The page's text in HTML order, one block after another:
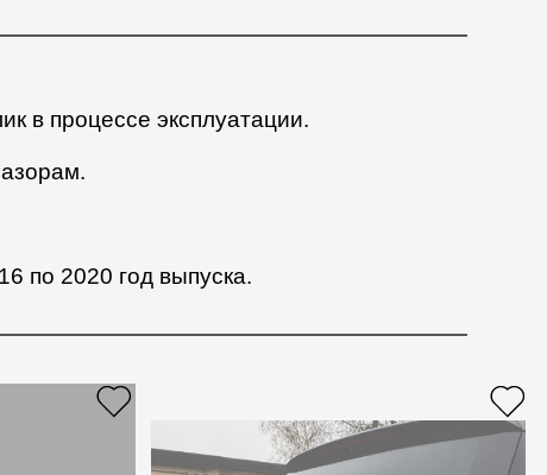
в процессе эксплуатации.
по 2020 год выпуска.